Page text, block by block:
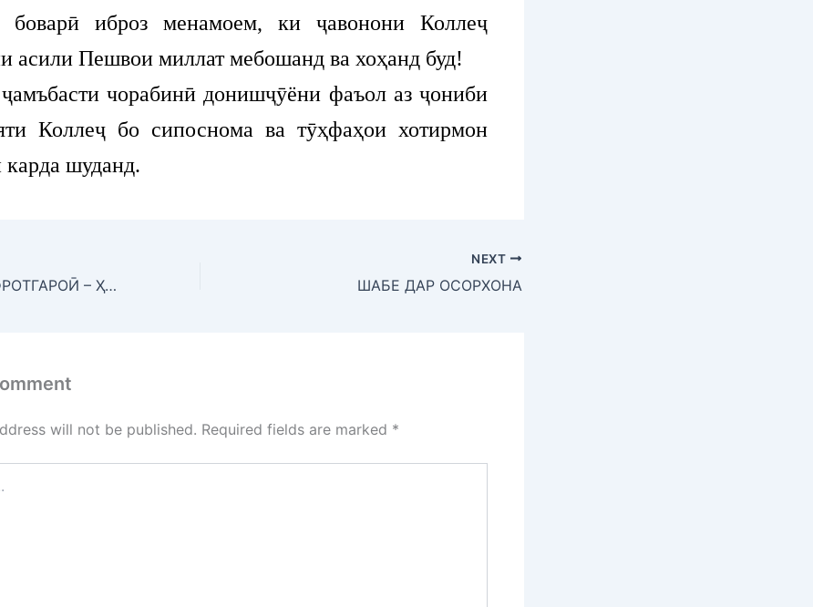
иброз менамоем, ки ҷавонони Коллеҷ
асили Пешвои миллат мебошанд ва хоҳанд буд!
чорабинӣ донишҷӯёни фаъол аз ҷониби
Коллеҷ бо сипоснома ва тӯҳфаҳои хотирмон
карда шуданд.
АНДЕШАҲОИ ИФРОТГАРОӢ – ҲАМЧУН ХАТАРИ МУОСИРИ ҶОМЕА
NEXT
ШАБЕ ДАР ОСОРХОНА
will not be published. Required fields are marked *